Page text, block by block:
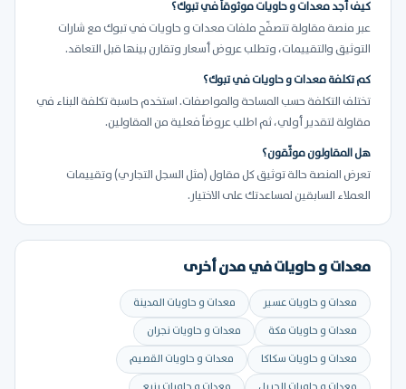
كيف أجد معدات و حاويات موثوقاً في تبوك؟
عبر منصة مقاولة تتصفّح ملفات معدات و حاويات في تبوك مع شارات
التوثيق والتقييمات، وتطلب عروض أسعار وتقارن بينها قبل التعاقد.
كم تكلفة معدات و حاويات في تبوك؟
تختلف التكلفة حسب المساحة والمواصفات. استخدم حاسبة تكلفة البناء في
مقاولة لتقدير أولي، ثم اطلب عروضاً فعلية من المقاولين.
هل المقاولون موثّقون؟
تعرض المنصة حالة توثيق كل مقاول (مثل السجل التجاري) وتقييمات
العملاء السابقين لمساعدتك على الاختيار.
معدات و حاويات في مدن أخرى
معدات و حاويات عسير
معدات و حاويات المدينة
معدات و حاويات مكة
معدات و حاويات نجران
معدات و حاويات سكاكا
معدات و حاويات القصيم